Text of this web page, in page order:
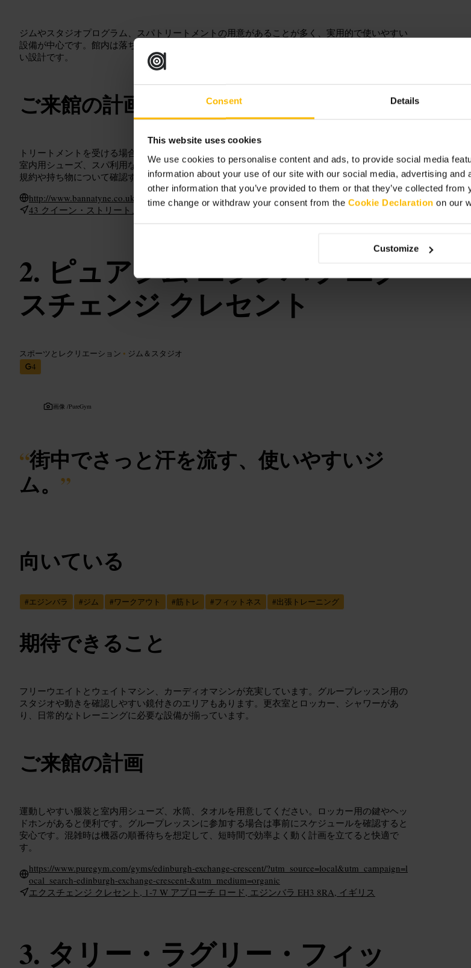
Consent Details
This website uses cookies
We use cookies to personalise content and ads, to provide social media
information about your use of our site with our social media, advertising
other information that you’ve provided to them or that they’ve collected
time change or withdraw your consent from the Cookie Declaration on our
Customize
ジムやスタジオプログラム、スパトリートメントの用意があることが多く、実用的で使いやすい
設備が中心です。館内は落ち着いた雰囲気で、短時間の運動や休憩を組み合わせた利用がしやす
い設計です。
ご来館の計画
トリートメントを受ける場合は事前予約をおすすめします。運動中心ならトレーニングウェアと
室内用シューズ、スパ利用なら替えの服と必要な小物を用意してください。利用前に施設の利用
規約や持ち物について確認すると安心です。
http://www.bannatyne.co.uk/healthandfitness/edinburgh-city-centre/
43 クイーン・ストリート、エディンバラ EH2 3NH、イギリス
ピュアジム エジンバラ エク
スチェンジ クレセント
スポーツとレクリエーション • ジム＆スタジオ
4
画像 /PureGym
“街中でさっと汗を流す、使いやすいジ
ム。 ”
向いている
#エジンバラ #ジム #ワークアウト #筋トレ #フィットネス #出張トレーニング
期待できること
フリーウエイトとウェイトマシン、カーディオマシンが充実しています。グループレッスン用の
スタジオや動きを確認しやすい鏡付きのエリアもあります。更衣室とロッカー、シャワーがあ
り、日常的なトレーニングに必要な設備が揃っています。
ご来館の計画
運動しやすい服装と室内用シューズ、水筒、タオルを用意してください。ロッカー用の鍵やヘッ
ドホンがあると便利です。グループレッスンに参加する場合は事前にスケジュールを確認すると
安心です。混雑時は機器の順番待ちを想定して、短時間で効率よく動く計画を立てると快適で
す。
https://www.puregym.com/gyms/edinburgh-exchange-crescent/?utm_source=local&utm_campaign=l
ocal_search-edinburgh-exchange-crescent-&utm_medium=organic
エクスチェンジ クレセント, 1-7 W アプローチ ロード, エジンバラ EH3 8RA, イギリス
タリー・ラグリー・フィッ